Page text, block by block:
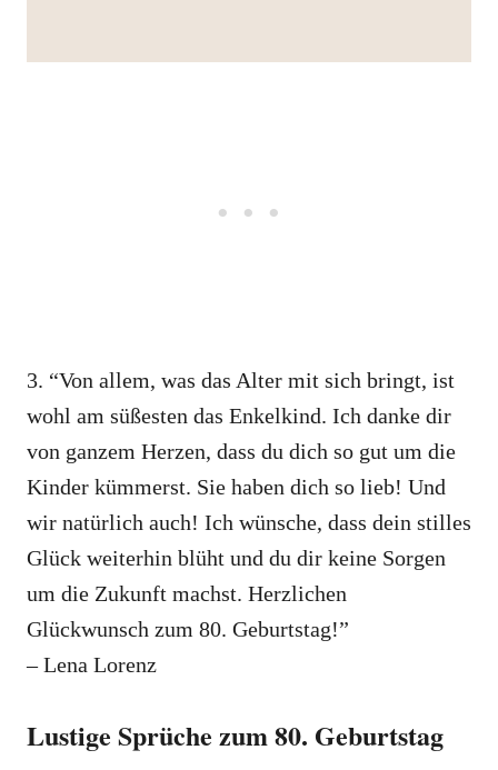
3. “Von allem, was das Alter mit sich bringt, ist
wohl am süßesten das Enkelkind. Ich danke dir
von ganzem Herzen, dass du dich so gut um die
Kinder kümmerst. Sie haben dich so lieb! Und
wir natürlich auch! Ich wünsche, dass dein stilles
Glück weiterhin blüht und du dir keine Sorgen
um die Zukunft machst. Herzlichen
Glückwunsch zum 80. Geburtstag!”
– Lena Lorenz
Lustige Sprüche zum 80. Geburtstag